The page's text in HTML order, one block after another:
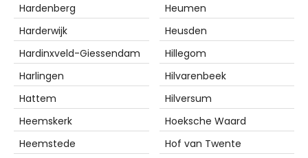
Hardenberg
Harderwijk
Hardinxveld-Giessendam
Harlingen
Hattem
Heemskerk
Heemstede
Heumen
Heusden
Hillegom
Hilvarenbeek
Hilversum
Hoeksche Waard
Hof van Twente